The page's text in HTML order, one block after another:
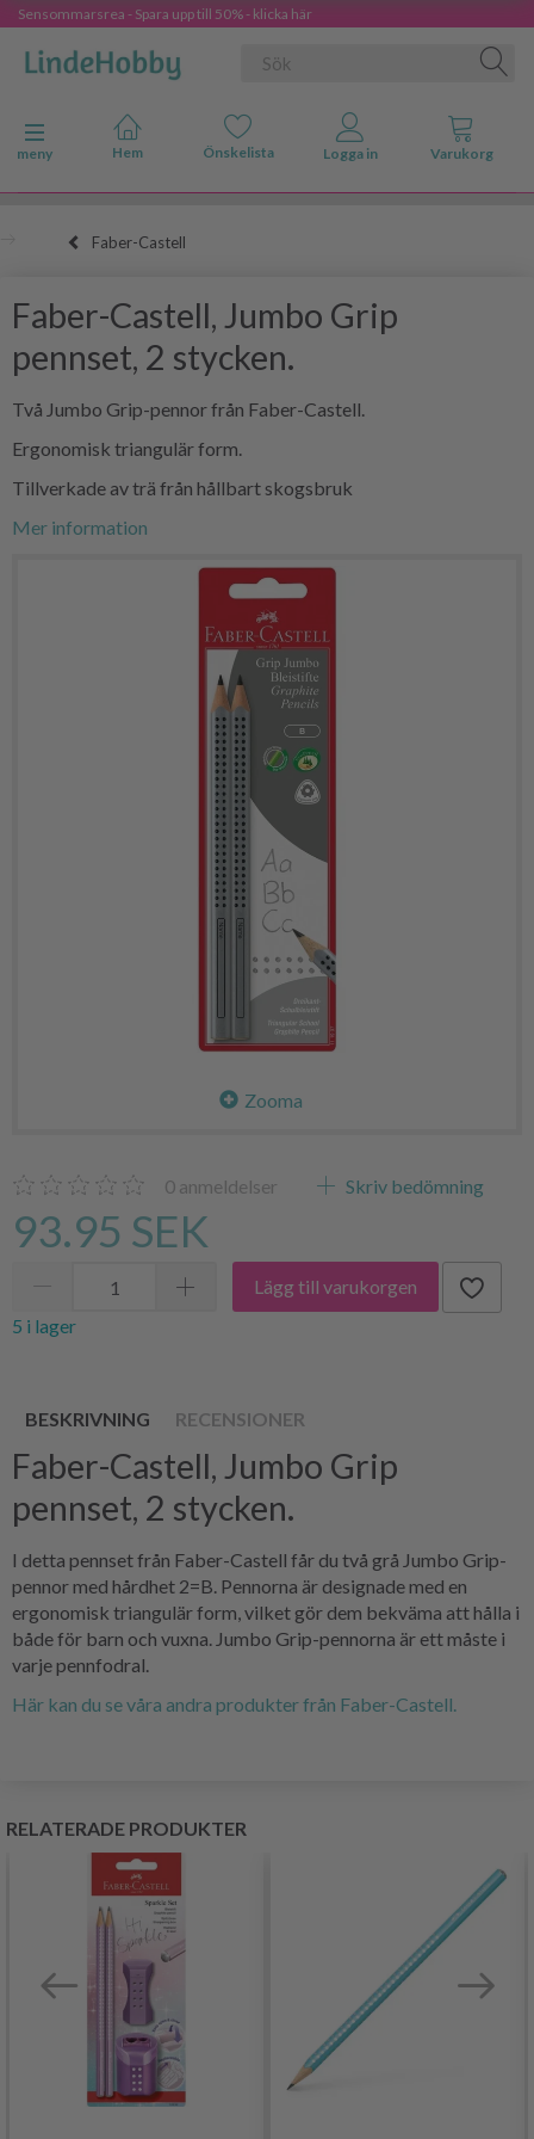
Sensommarsrea - Spara upp till 50% - klicka här
Ändra navigering
meny
Faber-Castell
Faber-Castell, Jumbo Grip
pennset, 2 stycken.
Två Jumbo Grip-pennor från Faber-Castell.
Ergonomisk triangulär form.
Tillverkade av trä från hållbart skogsbruk
Mer information
Zooma
0 anmeldelser Skriv bedömning
93.95 SEK
Lägg till varukorgen
5 i lager
BESKRIVNING RECENSIONER
Faber-Castell, Jumbo Grip
pennset, 2 stycken.
I detta pennset från Faber-Castell får du två grå Jumbo Grip-
pennor med hårdhet 2=B. Pennorna är designade med en
ergonomisk triangulär form, vilket gör dem bekväma att hålla i
både för barn och vuxna. Jumbo Grip-pennorna är ett måste i
varje pennfodral.
Här kan du se våra andra produkter från Faber-Castell.
RELATERADE PRODUKTER